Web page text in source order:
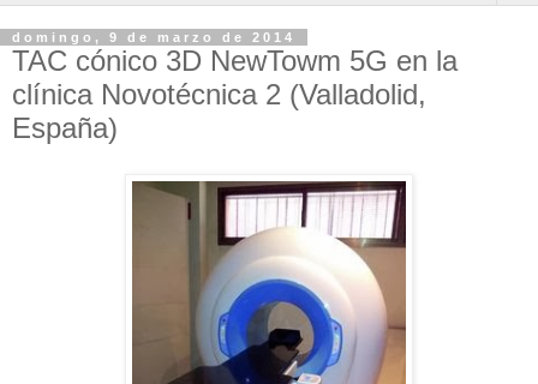
domingo, 9 de marzo de 2014
TAC cónico 3D NewTowm 5G en la
clínica Novotécnica 2 (Valladolid,
España)